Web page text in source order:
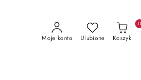
Moje konto Ulubione Koszyk
0